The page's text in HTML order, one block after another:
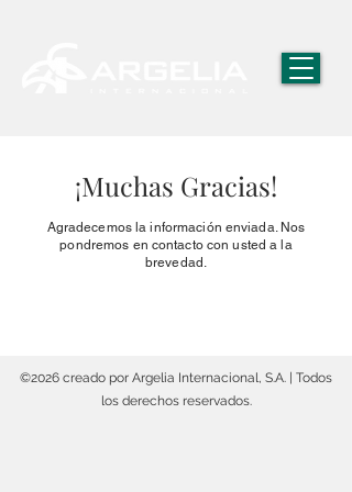
¡Muchas Gracias!
Agradecemos la información enviada. Nos
pondremos en contacto con usted a la
brevedad.
©2026 creado por Argelia Internacional, S.A. | Todos
los derechos reservados.